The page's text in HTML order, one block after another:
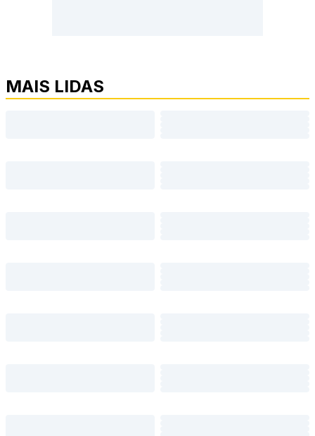
MAIS LIDAS